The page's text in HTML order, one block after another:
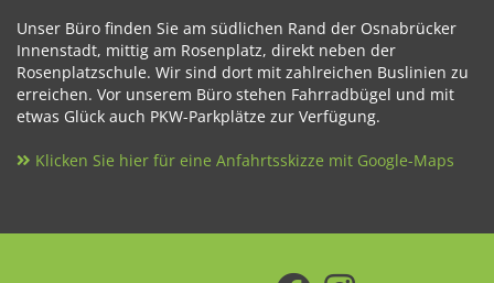
Unser Büro finden Sie am südlichen Rand der Osnabrücker
Innenstadt, mittig am Rosenplatz, direkt neben der
Rosenplatzschule. Wir sind dort mit zahlreichen Buslinien zu
erreichen. Vor unserem Büro stehen Fahrradbügel und mit
etwas Glück auch PKW-Parkplätze zur Verfügung.
Klicken Sie hier für eine Anfahrtsskizze mit Google-Maps